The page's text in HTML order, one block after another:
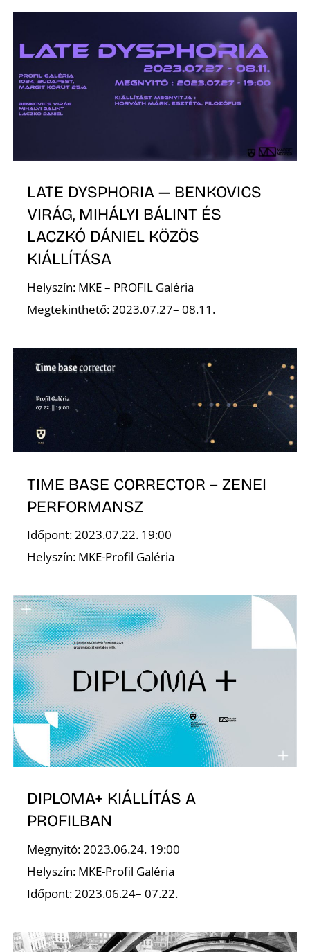
LATE DYSPHORIA — BENKOVICS
VIRÁG, MIHÁLYI BÁLINT ÉS
LACZKÓ DÁNIEL KÖZÖS
KIÁLLÍTÁSA
Helyszín: MKE – PROFIL Galéria
Megtekinthető: 2023.07.27– 08.11.
TIME BASE CORRECTOR – ZENEI
PERFORMANSZ
Időpont: 2023.07.22. 19:00
Helyszín: MKE-Profil Galéria
DIPLOMA+ KIÁLLÍTÁS A
PROFILBAN
Megnyitó: 2023.06.24. 19:00
Helyszín: MKE-Profil Galéria
Időpont: 2023.06.24– 07.22.